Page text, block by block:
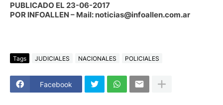
PUBLICADO EL 23-06-2017
POR INFOALLEN – Mail: noticias@infoallen.com.ar
Tags JUDICIALES NACIONALES POLICIALES
Facebook